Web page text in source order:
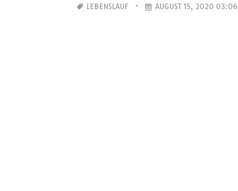
LEBENSLAUF AUGUST 15, 2020 03:06